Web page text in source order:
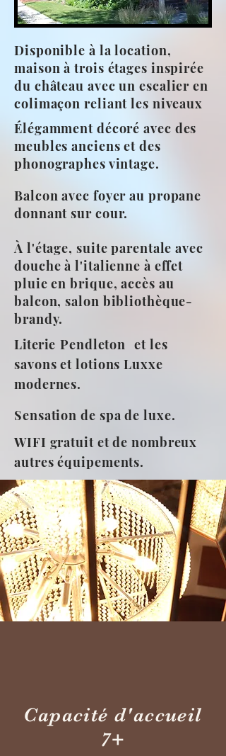
Disponible à la location,
maison à trois étages inspirée
du château avec un escalier en
colimaçon reliant les niveaux
Élégamment décoré avec des
meubles anciens et des
phonographes vintage.
Balcon avec foyer au propane
donnant sur cour.
À l'étage, suite parentale avec
douche à l'italienne à effet
pluie en brique, accès au
balcon, salon bibliothèque-
brandy.
Literie Pendleton et les
savons et lotions Luxxe
modernes.
Sensation de spa de luxe.
WIFI gratuit et de nombreux
autres équipements.
Capacité d'accueil
7+